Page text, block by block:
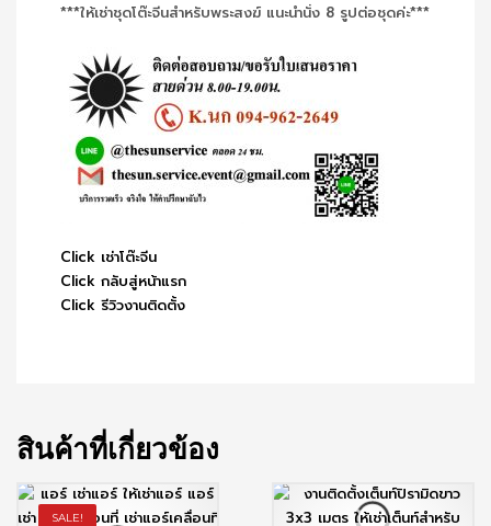
***ให้เช่าชุดโต๊ะจีนสำหรับพระสงฆ์ แนะนำนั่ง 8 รูปต่อชุดค่ะ***
Click เช่าโต๊ะจีน
Click กลับสู่หน้าแรก
Click รีวิวงานติดตั้ง
สินค้าที่เกี่ยวข้อง
SALE!